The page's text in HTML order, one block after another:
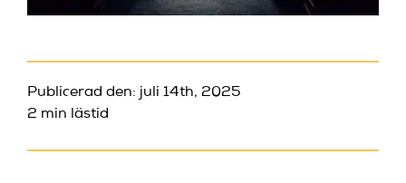
Publicerad den: juli 14th, 2025
2 min lästid